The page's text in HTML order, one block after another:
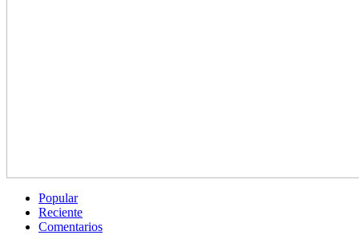
Popular
Reciente
Comentarios